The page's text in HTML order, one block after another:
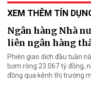
XEM THÊM TÍN
Ngân hàng Nhà
liên ngân hàng
Phiên giao dịch đầu tuần
bơm ròng 23.067 tỷ đồng,
đồng qua kênh thị trường